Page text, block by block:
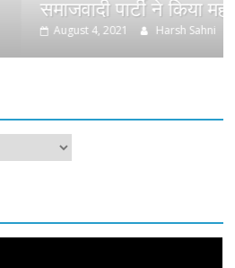
पार्टी ने किया महंगाई के खिलाफ
Harsh Sahni